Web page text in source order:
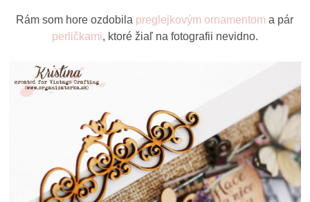
Rám som hore ozdobila preglejkovým ornamentom a pár
perličkami, ktoré žiaľ na fotografii nevidno.